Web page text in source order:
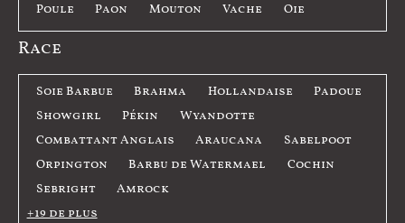
s
p
Poule Paon Mouton Vache Oie
Race
Soie Barbue Brahma Hollandaise
Padoue
Showgirl
Pékin
Wyandotte
Combattant Anglais
Araucana
Sabelpoot
Orpington
Barbu de Watermael
Cochin
Sebright
Amrock
+19 de plus